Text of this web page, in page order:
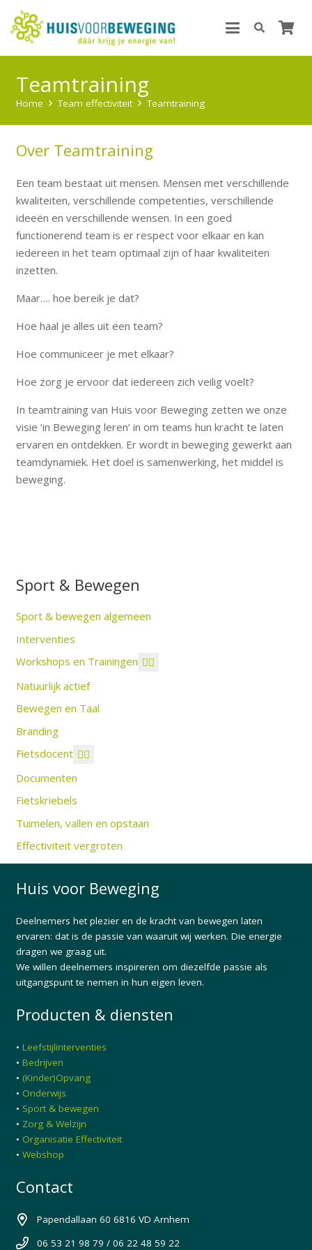
Teamtraining
Home Team effectiviteit Teamtraining
Over Teamtraining
Een team bestaat uit mensen. Mensen met verschillende
kwaliteiten, verschillende competenties, verschillende
ideeën en verschillende wensen. In een goed
functionerend team is er respect voor elkaar en kan
iedereen in het team optimaal zijn of haar kwaliteiten
inzetten.
Maar…. hoe bereik je dat?
Hoe haal je alles uit een team?
Hoe communiceer je met elkaar?
Hoe zorg je ervoor dat iedereen zich veilig voelt?
In teamtraining van Huis voor Beweging zetten we onze
visie ‘in Beweging leren’ in om teams hun kracht te laten
ervaren en ontdekken. Er wordt in beweging gewerkt aan
teamdynamiek. Het doel is samenwerking, het middel is
beweging.
Sport & Bewegen
Sport & bewegen algemeen
Interventies
Workshops en Trainingen
Natuurlijk actief
Bewegen en Taal
Branding
Fietsdocent
Documenten
Fietskriebels
Tuimelen, vallen en opstaan
Effectiviteit vergroten
Huis voor Beweging
Deelnemers het plezier en de kracht van bewegen laten
ervaren: dat is de passie van waaruit wij werken. Die energie
dragen we graag uit.
We willen deelnemers inspireren om diezelfde passie als
uitgangspunt te nemen in hun eigen leven.
Producten & diensten
• Leefstijlinterventies
• Bedrijven
• (Kinder)Opvang
• Onderwijs
• Sport & bewegen
• Zorg & Welzijn
• Organisatie Effectiviteit
• Webshop
Contact
Papendallaan 60 6816 VD Arnhem
06 53 21 98 79 / 06 22 48 59 22